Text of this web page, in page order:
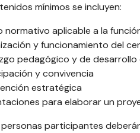
mínimos se incluyen:
normativo aplicable a la
y funcionamiento del
pedagógico y de desarrollo
y convivencia
estratégica
para elaborar un
personas participantes